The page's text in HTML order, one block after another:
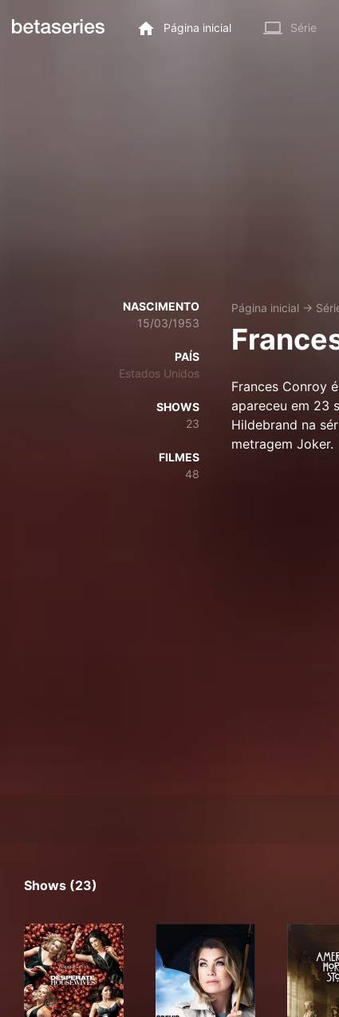
Página inicial Série
NASCIMENTO
15/03/1953
PAÍS
Estados Unidos
SHOWS
23
FILMES
48
Página inicial →
Frances Conroy
apareceu em 23
Hildebrand na
metragem Joker.
Shows (23)